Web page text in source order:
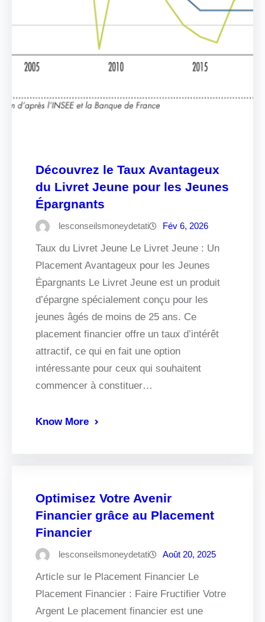
Découvrez le Taux Avantageux
du Livret Jeune pour les Jeunes
Épargnants
lesconseilsmoneydetati Fév 6, 2026
Taux du Livret Jeune Le Livret Jeune : Un
Placement Avantageux pour les Jeunes
Épargnants Le Livret Jeune est un produit
d’épargne spécialement conçu pour les
jeunes âgés de moins de 25 ans. Ce
placement financier offre un taux d’intérêt
attractif, ce qui en fait une option
intéressante pour ceux qui souhaitent
commencer à constituer…
Know More
Optimisez Votre Avenir
Financier grâce au Placement
Financier
lesconseilsmoneydetati Août 20, 2025
Article sur le Placement Financier Le
Placement Financier : Faire Fructifier Votre
Argent Le placement financier est une